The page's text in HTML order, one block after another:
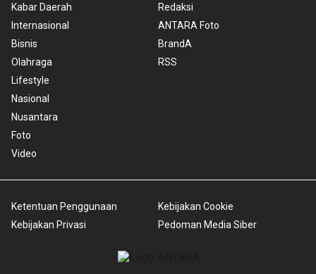
Kabar Daerah
Internasional
Bisnis
Olahraga
Lifestyle
Nasional
Nusantara
Foto
Video
Redaksi
ANTARA Foto
BrandA
RSS
Ketentuan Penggunaan
Kebijakan Privasi
Kebijakan Cookie
Pedoman Media Siber